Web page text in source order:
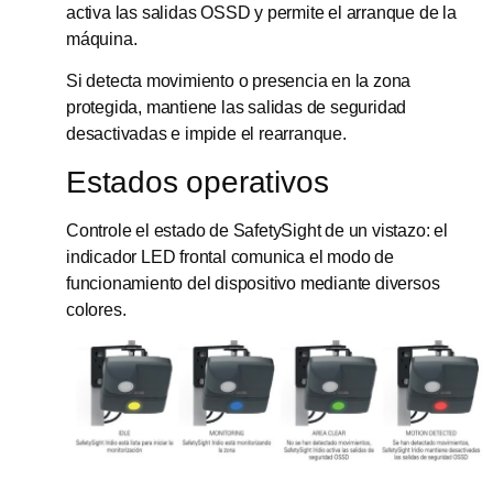
activa las salidas OSSD y permite el arranque de la
máquina.
Si detecta movimiento o presencia en la zona
protegida, mantiene las salidas de seguridad
desactivadas e impide el rearranque.
Estados operativos
Controle el estado de SafetySight de un vistazo: el
indicador LED frontal comunica el modo de
funcionamiento del dispositivo mediante diversos
colores.